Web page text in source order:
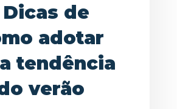
Dicas de
adotar
tendência
verão